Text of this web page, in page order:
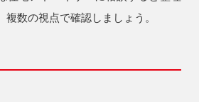
複数の視点で確認しましょう。